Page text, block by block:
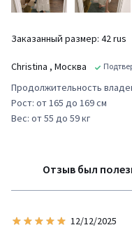
Заказанный размер: 42 rus
Christina , Москва
Продолжительность
Рост: от 165 до 169 см
Вес: от 55 до 59 кг
Отзыв был
12/12/2025